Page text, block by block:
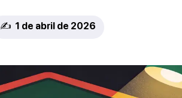
✍️ 1 de abril de 2026